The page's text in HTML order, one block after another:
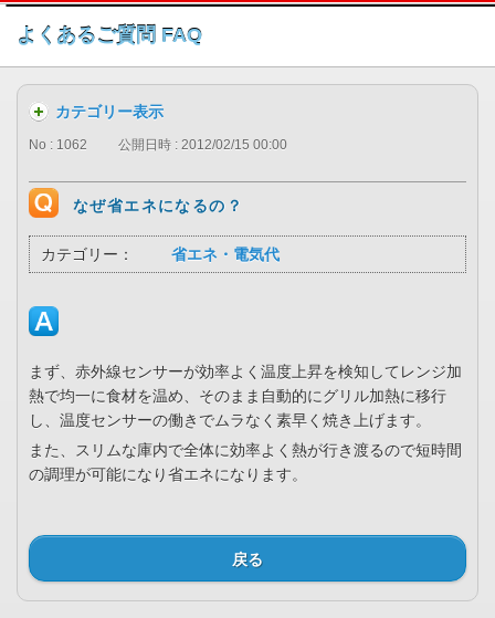
このページの本文へ
よくあるご質問 FAQ
カテゴリー表示
No : 1062 公開日時 : 2012/02/15 00:00
なぜ省エネになるの？
カテゴリー： 省エネ・電気代
まず、赤外線センサーが効率よく温度上昇を検知してレンジ加
熱で均一に食材を温め、そのまま自動的にグリル加熱に移行
し、温度センサーの働きでムラなく素早く焼き上げます。
また、スリムな庫内で全体に効率よく熱が行き渡るので短時間
の調理が可能になり省エネになります。
戻る